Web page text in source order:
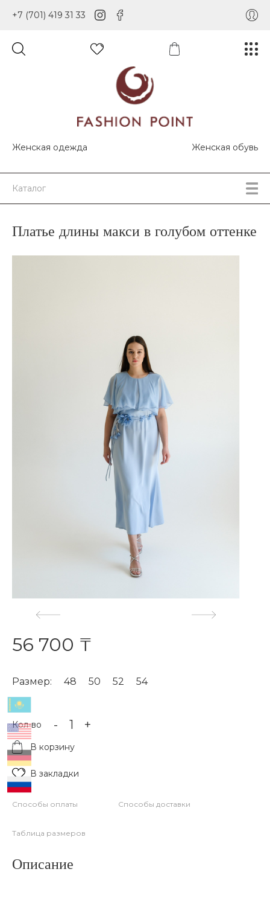
+7 (701) 419 31 33
Женская одежда Женская обувь
Каталог
Платье длины макси в голубом оттенке
56 700 ₸
Размер: 48 50 52 54
Кол-во - +
В корзину
В закладки
Способы оплаты Способы доставки
Таблица размеров
Описание